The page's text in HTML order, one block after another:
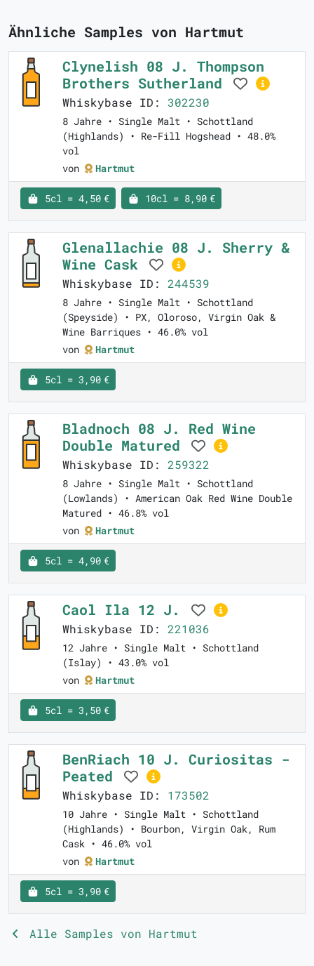
Ähnliche Samples von Hartmut
Clynelish 08 J. Thompson
Brothers Sutherland
Whiskybase ID: 302230
8 Jahre • Single Malt • Schottland
(Highlands) • Re-Fill Hogshead • 48.0%
vol
von
Hartmut
5cl = 4,50 € 10cl = 8,90 €
Glenallachie 08 J. Sherry &
Wine Cask
Whiskybase ID: 244539
8 Jahre • Single Malt • Schottland
(Speyside) • PX, Oloroso, Virgin Oak &
Wine Barriques • 46.0% vol
von
Hartmut
5cl = 3,90 €
Bladnoch 08 J. Red Wine
Double Matured
Whiskybase ID: 259322
8 Jahre • Single Malt • Schottland
(Lowlands) • American Oak Red Wine Double
Matured • 46.8% vol
von
Hartmut
5cl = 4,90 €
Caol Ila 12 J.
Whiskybase ID: 221036
12 Jahre • Single Malt • Schottland
(Islay) • 43.0% vol
von
Hartmut
5cl = 3,50 €
BenRiach 10 J. Curiositas -
Peated
Whiskybase ID: 173502
10 Jahre • Single Malt • Schottland
(Highlands) • Bourbon, Virgin Oak, Rum
Cask • 46.0% vol
von
Hartmut
5cl = 3,90 €
Alle Samples von Hartmut